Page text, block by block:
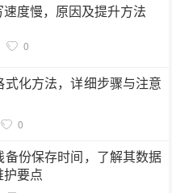
度慢，原因及提升方法
0
式化方法，详细步骤与注意
0
备份保存时间，了解其数据
要点